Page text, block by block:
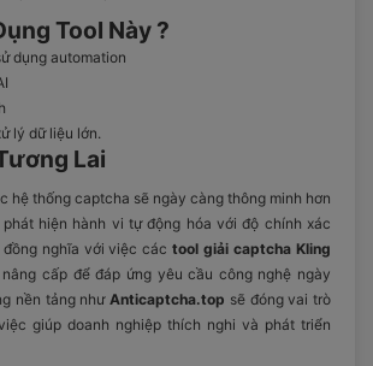
Tool Này ?
dụng automation
lý dữ liệu lớn.
Lai
hệ thống captcha sẽ ngày càng thông minh hơn
hiện hành vi tự động hóa với độ chính xác
đồng nghĩa với việc cáctool giải captcha Kling
cấp để đáp ứng yêu cầu công nghệ ngày
nền tảng như Anticaptcha.top sẽ đóng vai trò
giúp doanh nghiệp thích nghi và phát triển